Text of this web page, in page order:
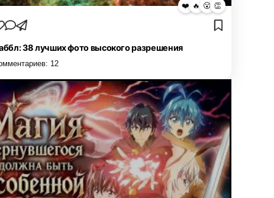
❤️ 🔥 😮 👏
38 лучших фото высокого разрешения
12